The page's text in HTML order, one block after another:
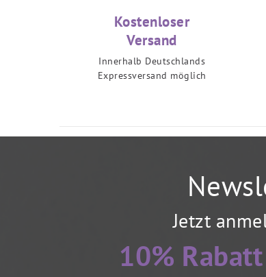
Kostenloser
Versand
Innerhalb Deutschlands
Expressversand möglich
Jetzt
10%